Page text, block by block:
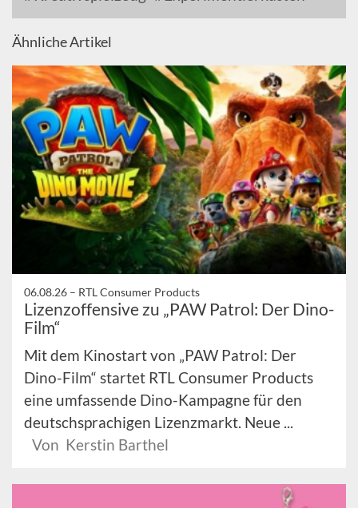
Ähnliche Artikel
06.08.26 – RTL Consumer Products
Lizenzoffensive zu „PAW Patrol: Der Dino-
Film“
Mit dem Kinostart von „PAW Patrol: Der
Dino-Film“ startet RTL Consumer Products
eine umfassende Dino-Kampagne für den
deutschsprachigen Lizenzmarkt. Neue ...
Von Kerstin Barthel